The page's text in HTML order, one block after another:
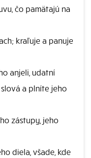
čo pamätajú na
kraľuje a panuje
anjeli, udatní
a plníte jeho
zástupy, jeho
diela, všade, kde